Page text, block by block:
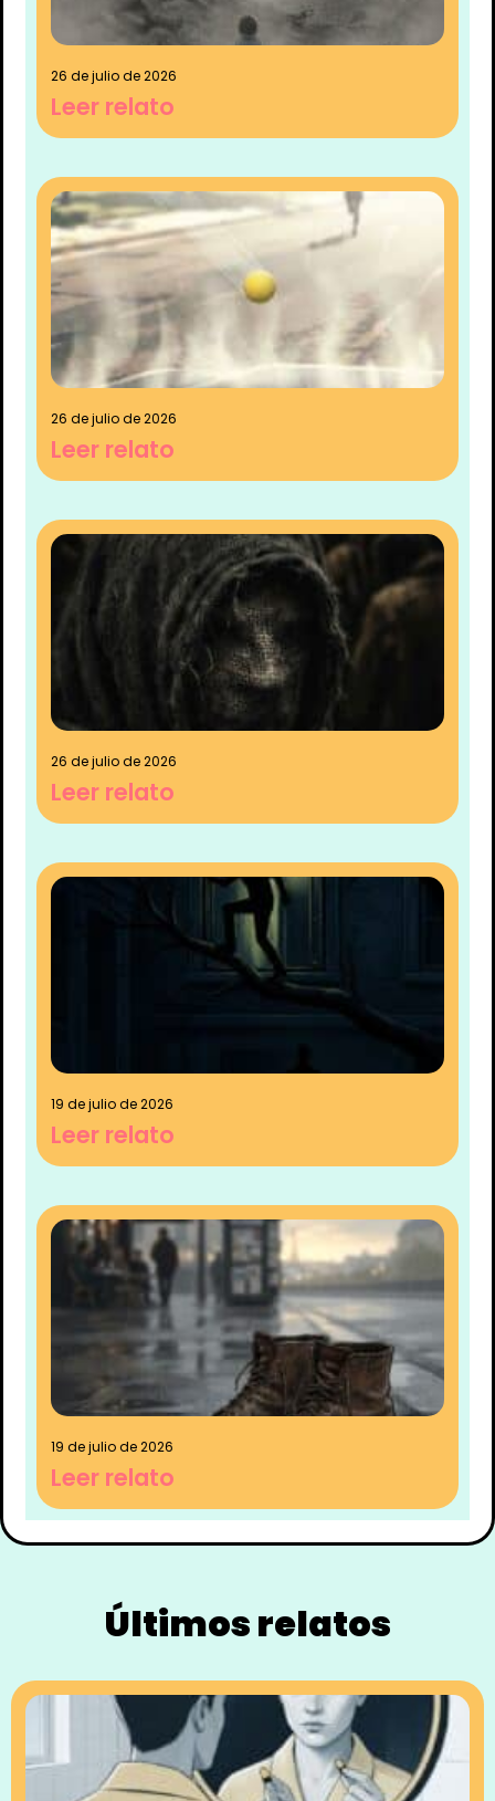
26 de julio de 2026
Leer relato
26 de julio de 2026
Leer relato
26 de julio de 2026
Leer relato
19 de julio de 2026
Leer relato
19 de julio de 2026
Leer relato
Últimos relatos